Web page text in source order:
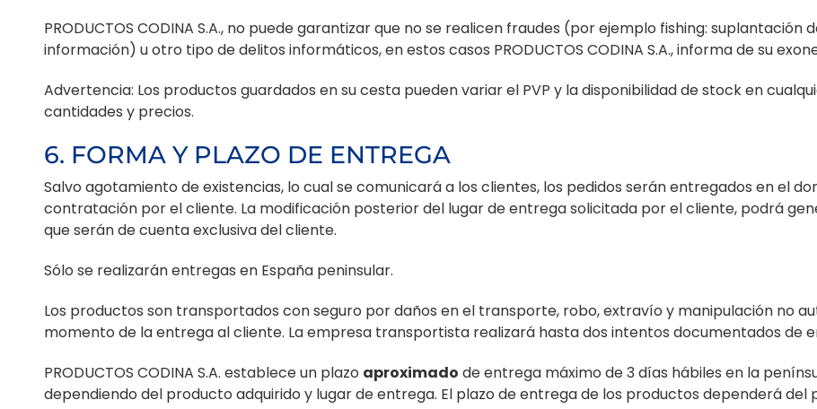
PRODUCTOS CODINA S.A., no puede garantizar que no se realicen fraudes (por ejemplo fishing:
información) u otro tipo de delitos informáticos, en estos casos PRODUCTOS CODINA S.A., informa de su
Advertencia: Los productos guardados en su cesta pueden variar el PVP y la disponibilidad de stock en
cantidades y precios.
6. FORMA Y PLAZO DE ENTREGA
Salvo agotamiento de existencias, lo cual se comunicará a los clientes, los pedidos serán entregados en el
contratación por el cliente. La modificación posterior del lugar de entrega solicitada por el cliente, podrá
que serán de cuenta exclusiva del cliente.
Sólo se realizarán entregas en España peninsular.
Los productos son transportados con seguro por daños en el transporte, robo, extravío y manipulación no
momento de la entrega al cliente. La empresa transportista realizará hasta dos intentos documentados de
PRODUCTOS CODINA S.A. establece un plazo aproximado de entrega máximo de 3 días hábiles en la
dependiendo del producto adquirido y lugar de entrega. El plazo de entrega de los productos dependerá del